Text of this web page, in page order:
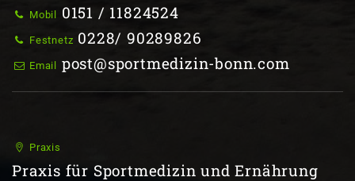
Mobil 0151 / 11824524
Festnetz 0228/ 90289826
Email post@sportmedizin-bonn.com
Praxis
Praxis für Sportmedizin und Ernährung